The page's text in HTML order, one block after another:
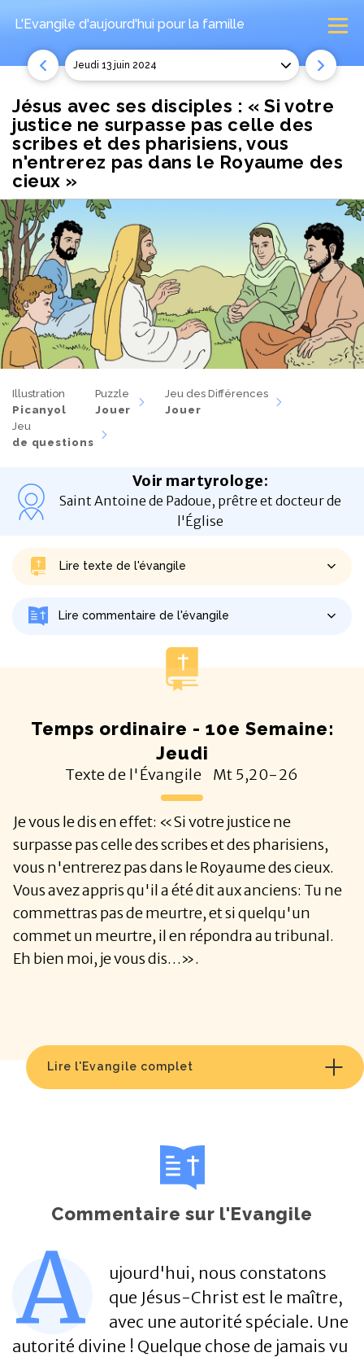
L'Evangile d'aujourd'hui pour la famille
jeudi 13 juin 2024
Jésus avec ses disciples : « Si votre
justice ne surpasse pas celle des
scribes et des pharisiens, vous
n'entrerez pas dans le Royaume des
cieux »
Illustration
Picanyol
Puzzle
Jouer
Jeu des Différences
Jouer
Jeu
de questions
Voir martyrologe:
Saint Antoine de Padoue, prêtre et docteur de
l'Église
Lire texte de l'évangile
Lire commentaire de l'évangile
Temps ordinaire - 10e Semaine:
Jeudi
Texte de l'Évangile Mt 5,20-26
Je vous le dis en effet: «Si votre justice ne
surpasse pas celle des scribes et des pharisiens,
vous n'entrerez pas dans le Royaume des cieux.
Vous avez appris qu'il a été dit aux anciens: Tu ne
commettras pas de meurtre, et si quelqu'un
commet un meurtre, il en répondra au tribunal.
Eh bien moi, je vous dis…».
Lire l'Evangile complet
Commentaire sur l'Evangile
A
ujourd'hui, nous constatons
que Jésus-Christ est le maître,
avec une autorité spéciale. Une
autorité divine ! Quelque chose de jamais vu